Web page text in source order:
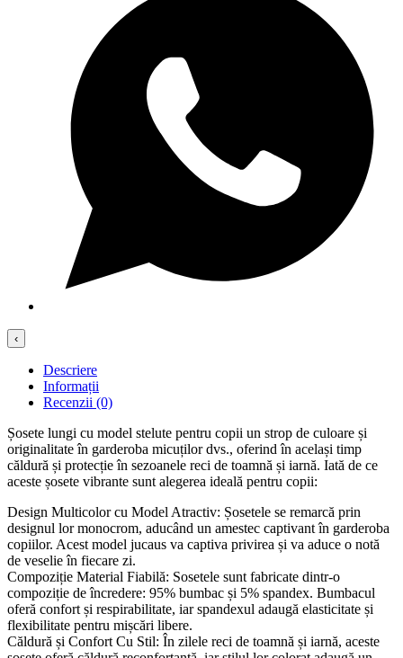
‹
Descriere
Informații
Recenzii (0)
Șosete lungi cu model stelute pentru copii un strop de culoare și
originalitate în garderoba micuților dvs., oferind în același timp
căldură și protecție în sezoanele reci de toamnă și iarnă. Iată de ce
aceste șosete vibrante sunt alegerea ideală pentru copii:
Design Multicolor cu Model Atractiv: Șosetele se remarcă prin
designul lor monocrom, aducând un amestec captivant în garderoba
copiilor. Acest model jucaus va captiva privirea și va aduce o notă
de veselie în fiecare zi.
Compoziție Material Fiabilă: Sosetele sunt fabricate dintr-o
compoziție de încredere: 95% bumbac și 5% spandex. Bumbacul
oferă confort și respirabilitate, iar spandexul adaugă elasticitate și
flexibilitate pentru mișcări libere.
Căldură și Confort Cu Stil: În zilele reci de toamnă și iarnă, aceste